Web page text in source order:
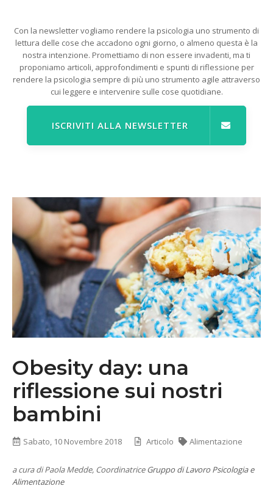
Con la newsletter vogliamo rendere la psicologia uno strumento di
lettura delle cose che accadono ogni giorno, o almeno questa è la
nostra intenzione. Promettiamo di non essere invadenti, ma ti
proponiamo articoli, approfondimenti e spunti di riflessione per
rendere la psicologia sempre di più uno strumento agile attraverso
cui leggere e intervenire sulle cose quotidiane.
ISCRIVITI ALLA NEWSLETTER
Obesity day: una
riflessione sui nostri
bambini
Sabato, 10 Novembre 2018 Articolo Alimentazione
a cura di Paola Medde, CoordinatriceGruppo di Lavoro Psicologia e
Alimentazione